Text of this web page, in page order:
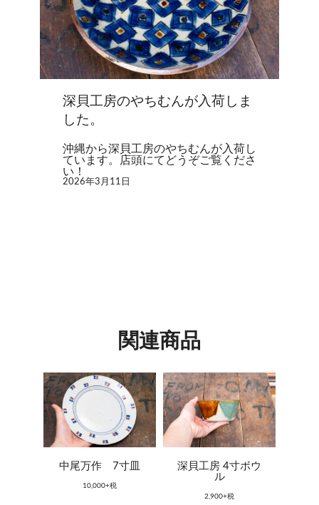
深貝工房のやちむんが入荷しま
した。
沖縄から深貝工房のやちむんが入荷し
ています。店頭にてどうぞご覧くださ
い！
2026年3月11日
関連商品
中尾万作 7寸皿
10,000+税
深貝工房 4寸ボウ
ル
2,900+税